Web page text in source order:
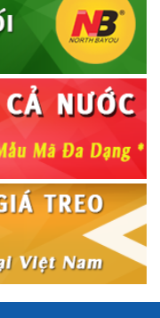
- 80 inch NB P6